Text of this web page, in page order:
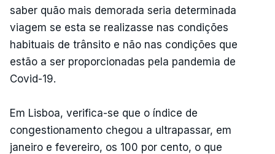
saber quão mais demorada seria determinada
viagem se esta se realizasse nas condições
habituais de trânsito e não nas condições que
estão a ser proporcionadas pela pandemia de
Covid-19.
Em Lisboa, verifica-se que o índice de
congestionamento chegou a ultrapassar, em
janeiro e fevereiro, os 100 por cento, o que